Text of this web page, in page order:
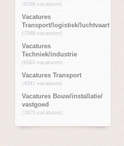
(9288 vacatures)
Vacatures
Transport/logistiek/luchtvaart
(7348 vacatures)
Vacatures
Techniek/industrie
(6563 vacatures)
Vacatures Transport
(4341 vacatures)
Vacatures Bouw/installatie/
vastgoed
(3875 vacatures)